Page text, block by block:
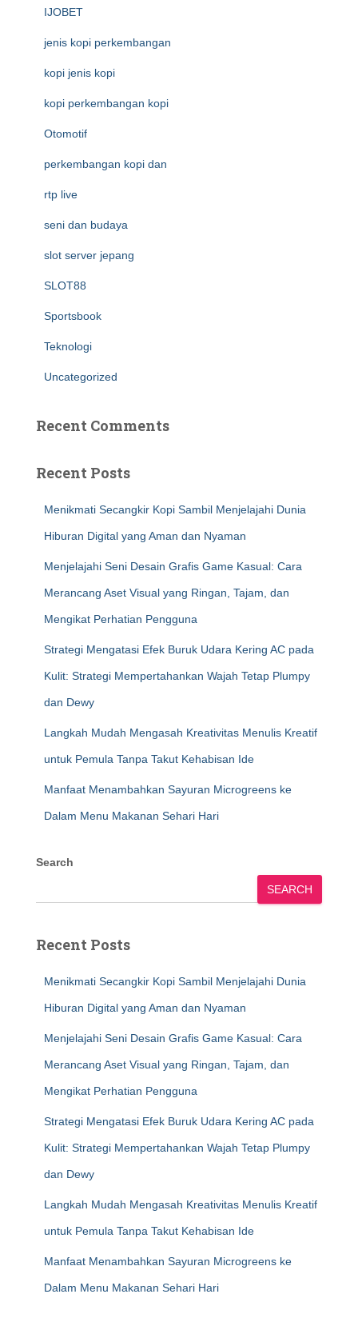
IJOBET
jenis kopi perkembangan
kopi jenis kopi
kopi perkembangan kopi
Otomotif
perkembangan kopi dan
rtp live
seni dan budaya
slot server jepang
SLOT88
Sportsbook
Teknologi
Uncategorized
Recent Comments
Recent Posts
Menikmati Secangkir Kopi Sambil Menjelajahi Dunia
Hiburan Digital yang Aman dan Nyaman
Menjelajahi Seni Desain Grafis Game Kasual: Cara
Merancang Aset Visual yang Ringan, Tajam, dan
Mengikat Perhatian Pengguna
Strategi Mengatasi Efek Buruk Udara Kering AC pada
Kulit: Strategi Mempertahankan Wajah Tetap Plumpy
dan Dewy
Langkah Mudah Mengasah Kreativitas Menulis Kreatif
untuk Pemula Tanpa Takut Kehabisan Ide
Manfaat Menambahkan Sayuran Microgreens ke
Dalam Menu Makanan Sehari Hari
Search
SEARCH
Recent Posts
Menikmati Secangkir Kopi Sambil Menjelajahi Dunia
Hiburan Digital yang Aman dan Nyaman
Menjelajahi Seni Desain Grafis Game Kasual: Cara
Merancang Aset Visual yang Ringan, Tajam, dan
Mengikat Perhatian Pengguna
Strategi Mengatasi Efek Buruk Udara Kering AC pada
Kulit: Strategi Mempertahankan Wajah Tetap Plumpy
dan Dewy
Langkah Mudah Mengasah Kreativitas Menulis Kreatif
untuk Pemula Tanpa Takut Kehabisan Ide
Manfaat Menambahkan Sayuran Microgreens ke
Dalam Menu Makanan Sehari Hari